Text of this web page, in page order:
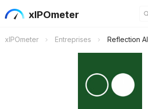
xIPOmeter
xIPOmeter Entreprises Reflection AI